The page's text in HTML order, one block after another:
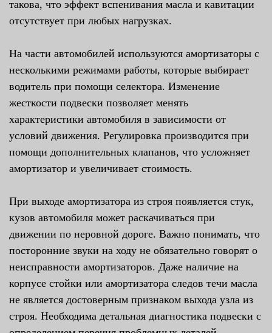
такова, что эффект вспенивания масла и кавитации
отсутствует при любых нагрузках.
На части автомобилей используются амортизаторы с
несколькими режимами работы, которые выбирает
водитель при помощи селектора. Изменение
жесткости подвески позволяет менять
характеристики автомобиля в зависимости от
условий движения. Регулировка производится при
помощи дополнительных клапанов, что усложняет
амортизатор и увеличивает стоимость.
При выходе амортизатора из строя появляется стук,
кузов автомобиля может раскачиваться при
движении по неровной дороге. Важно понимать, что
посторонние звуки на ходу не обязательно говорят о
неисправности амортизаторов. Даже наличие на
корпусе стойки или амортизатора следов течи масла
не является достоверным признаком выхода узла из
строя. Необходима детальная диагностика подвески с